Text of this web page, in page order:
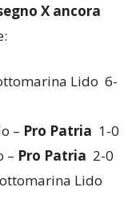
X ancora
Lido 6-
– Pro Patria 1-0
– Pro Patria 2-0
Lido